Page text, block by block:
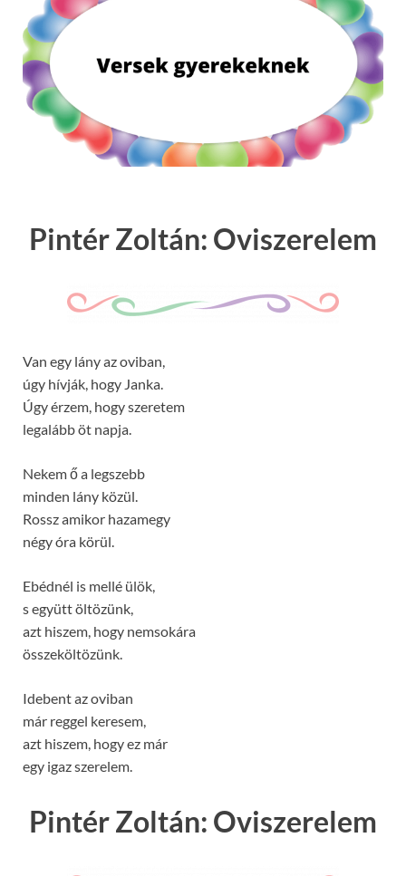
Pintér Zoltán: Oviszerelem
Van egy lány az oviban,
úgy hívják, hogy Janka.
Úgy érzem, hogy szeretem
legalább öt napja.
Nekem ő a legszebb
minden lány közül.
Rossz amikor hazamegy
négy óra körül.
Ebédnél is mellé ülök,
s együtt öltözünk,
azt hiszem, hogy nemsokára
összeköltözünk.
Idebent az oviban
már reggel keresem,
azt hiszem, hogy ez már
egy igaz szerelem.
Pintér Zoltán: Oviszerelem